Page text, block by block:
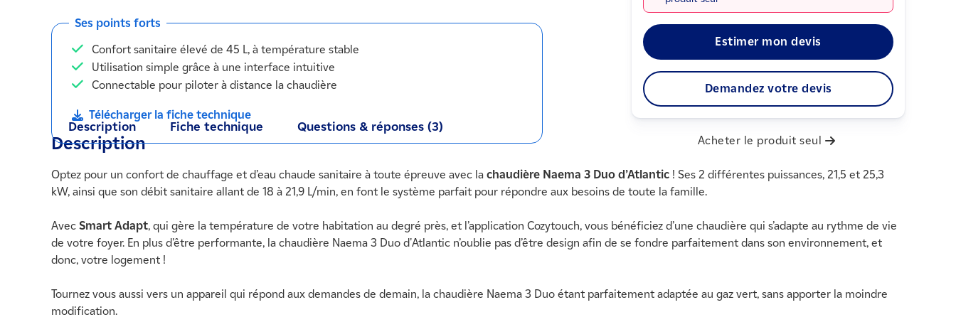
Ses points forts
Confort sanitaire élevé de 45 L, à température stable
Utilisation simple grâce à une interface intuitive
Connectable pour piloter à distance la chaudière
Télécharger la fiche technique
Estimer mon devis
Demandez votre devis
Acheter le produit seul
Description Fiche technique Questions & réponses (3)
Description
Optez pour un confort de chauffage et d’eau chaude sanitaire à toute épreuve avec la chaudière Naema 3 Duo d’Atlantic ! Ses 2 différentes puissances, 21,5 et 25,3
kW, ainsi que son débit sanitaire allant de 18 à 21,9 L/min, en font le système parfait pour répondre aux besoins de toute la famille.
Avec Smart Adapt, qui gère la température de votre habitation au degré près, et l’application Cozytouch, vous bénéficiez d’une chaudière qui s’adapte au rythme de vie
de votre foyer. En plus d’être performante, la chaudière Naema 3 Duo d'Atlantic n’oublie pas d’être design afin de se fondre parfaitement dans son environnement, et
donc, votre logement !
Tournez vous aussi vers un appareil qui répond aux demandes de demain, la chaudière Naema 3 Duo étant parfaitement adaptée au gaz vert, sans apporter la moindre
modification.